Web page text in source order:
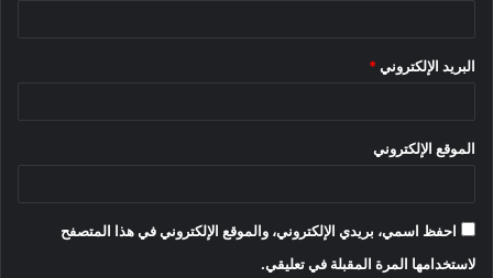
البريد الإلكتروني *
الموقع الإلكتروني
احفظ اسمي، بريدي الإلكتروني، والموقع الإلكتروني في هذا المتصفح
لاستخدامها المرة المقبلة في تعليقي.